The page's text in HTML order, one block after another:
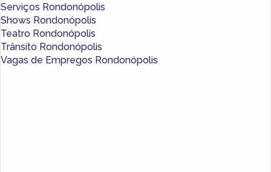
Serviços Rondonópolis
Shows Rondonópolis
Teatro Rondonópolis
Trânsito Rondonópolis
Vagas de Empregos Rondonópolis